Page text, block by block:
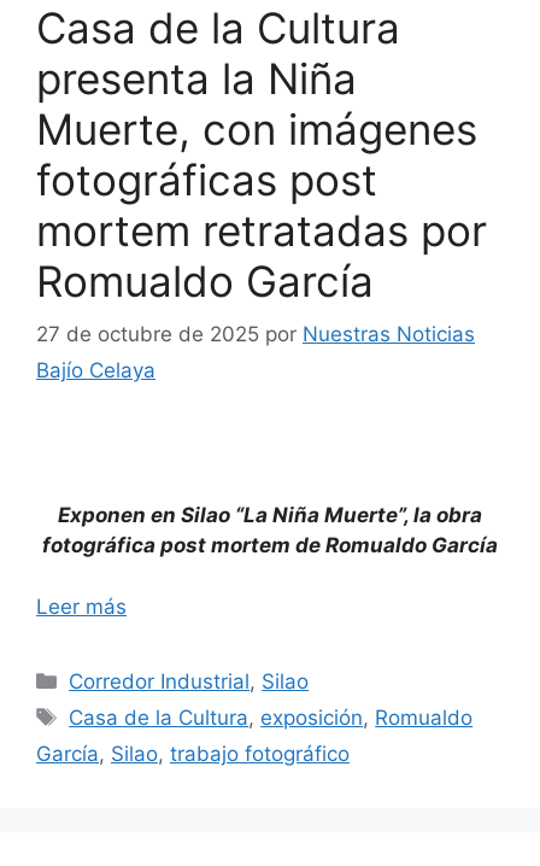
Casa de la Cultura
presenta la Niña
Muerte, con imágenes
fotográficas post
mortem retratadas por
Romualdo García
27 de octubre de 2025 por Nuestras Noticias
Bajío Celaya
Exponen en Silao “La Niña Muerte”, la obra
fotográfica post mortem de Romualdo García
Leer más
Categorías
Corredor Industrial, Silao
Etiquetas
Casa de la Cultura, exposición, Romualdo
García, Silao, trabajo fotográfico